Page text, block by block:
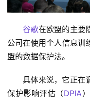
谷歌在欧盟的主要
公司在使用个人信息训
盟的数据保护法。
具体来说，它正在
保护影响评估（DPIA